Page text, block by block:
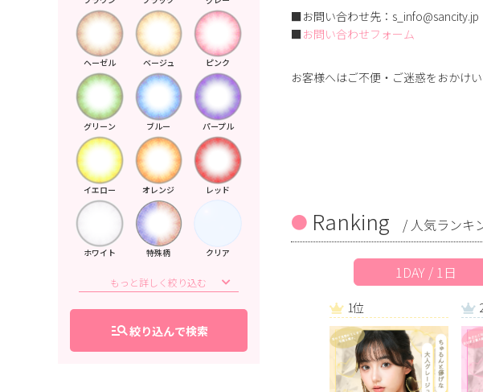
ヘーゼル ベージュ ピンク
グリーン ブルー パープル
イエロー オレンジ レッド
ホワイト 特殊柄 クリア
manage_search絞り込んで検索
■お問い合わせ先：s_info@sancity.jp
■お問い合わせフォーム
お客様へはご不便・ご迷惑をおかけ
Ranking / 人気ランキ
1DAY / 1日
1位